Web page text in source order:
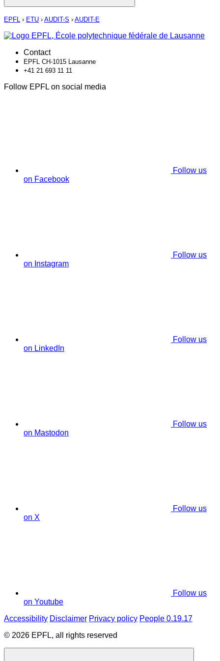
EPFL › ETU › AUDIT-S › AUDIT-E
Contact
EPFL CH-1015 Lausanne
+41 21 693 11 11
Follow EPFL on social media
Follow us
on Facebook
Follow us
on Instagram
Follow us
on LinkedIn
Follow us
on Mastodon
Follow us
on X
Follow us
on Youtube
Accessibility Disclaimer Privacy policy People 0.19.17
© 2026 EPFL, all rights reserved